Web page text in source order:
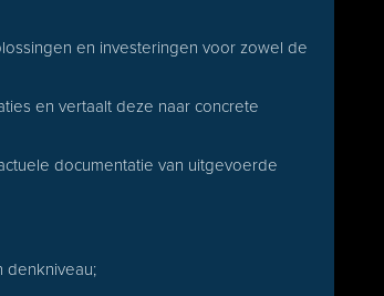
en investeringen voor zowel de
en vertaalt deze naar concrete
documentatie van uitgevoerde
denkniveau;